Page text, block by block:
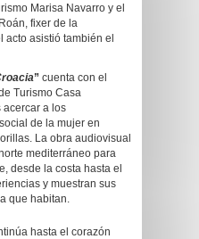
Marisa Navarro y el
fixer de la
acto asistió también el
” cuenta con el
Turismo Casa
acercar a los
de la mujer en
La obra audiovisual
mediterráneo para
desde la costa hasta el
y muestran sus
que habitan.
hasta el corazón